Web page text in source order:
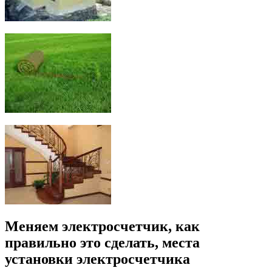
Меняем электросчетчик, как
правильно это сделать, места
установки электросчетчика